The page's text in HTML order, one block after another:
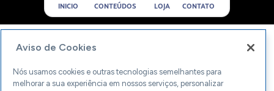
INICIO CONTEÚDOS LOJA CONTATO
Aviso de Cookies
Nós usamos cookies e outras tecnologias semelhantes para
melhorar a sua experiência em nossos serviços, personalizar